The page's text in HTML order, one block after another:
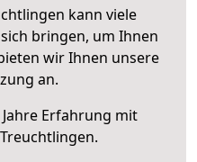
kann viele
bringen, um Ihnen
wir Ihnen unsere
an.
Erfahrung mit
Treuchtlingen.